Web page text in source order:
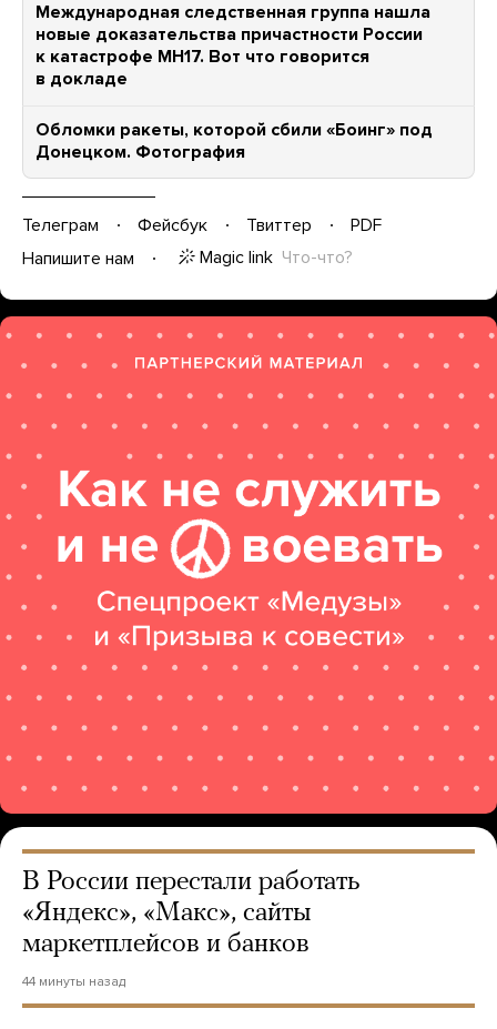
Международная следственная группа нашла
новые доказательства причастности России
к катастрофе MH17. Вот что говорится
в докладе
Обломки ракеты, которой сбили «Боинг» под
Донецком. Фотография
Телеграм Фейсбук Твиттер
PDF
Напишите нам
Magic link Что-что?
В России перестали работать
«Яндекс», «Макс», сайты
маркетплейсов и банков
44 минуты назад